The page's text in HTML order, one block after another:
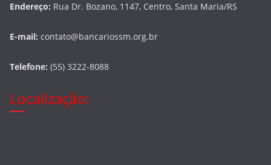
Endereço: Rua Dr. Bozano, 1147, Centro, Santa Maria/RS
E-mail: contato@bancariossm.org.br
Telefone: (55) 3222-8088
Localização: